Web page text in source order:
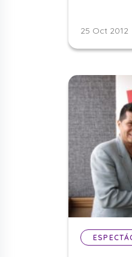
25 Oct 2012